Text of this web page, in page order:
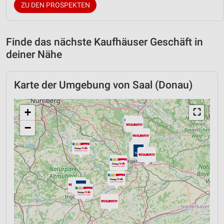
ZU DEN PROSPEKTEN
Finde das nächste Kaufhäuser Geschäft in
deiner Nähe
Karte der Umgebung von Saal (Donau)
⛶
+
−